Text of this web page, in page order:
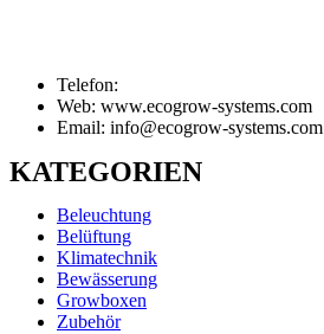
Telefon:
Web: www.ecogrow-systems.com
Email: info@ecogrow-systems.com
KATEGORIEN
Beleuchtung
Belüftung
Klimatechnik
Bewässerung
Growboxen
Zubehör